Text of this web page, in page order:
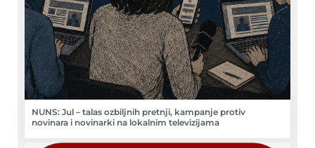
NUNS: Jul – talas ozbiljnih pretnji, kampanje protiv
novinara i novinarki na lokalnim televizijama